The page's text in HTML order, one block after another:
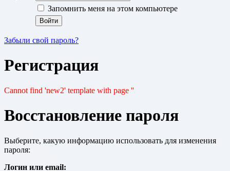
Запомнить меня на этом компьютере
Забыли свой пароль?
Регистрация
Cannot find 'new2' template with page ''
Восстановление пароля
Выберите, какую информацию использовать для изменения
пароля:
Логин или email: